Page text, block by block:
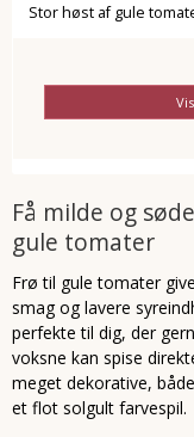
Stor høst af gule
Få milde og
gule tomater
Frø til gule tomater
smag og lavere
perfekte til dig, der
voksne kan spise
meget dekorative,
et flot solgult farvespil.